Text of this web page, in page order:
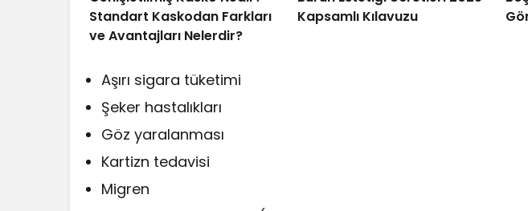
Standart Kaskodan Farkları
ve Avantajları Nelerdir?
Kapsamlı Kılavuzu
Aşırı sigara tüketimi
Şeker hastalıkları
Göz yaralanması
Kartizn tedavisi
Migren